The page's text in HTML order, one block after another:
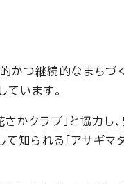
かつ継続的なまちづ
います。
クラブ」と協力し
知られる「アサギマ